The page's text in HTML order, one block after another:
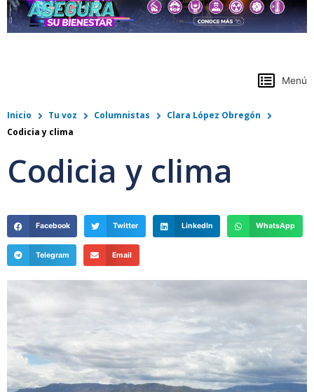
Menú
Inicio Tu voz Columnistas
Clara López Obregón
Codicia y clima
Codicia y clima
Facebook Twitter LinkedIn WhatsApp
Telegram Email